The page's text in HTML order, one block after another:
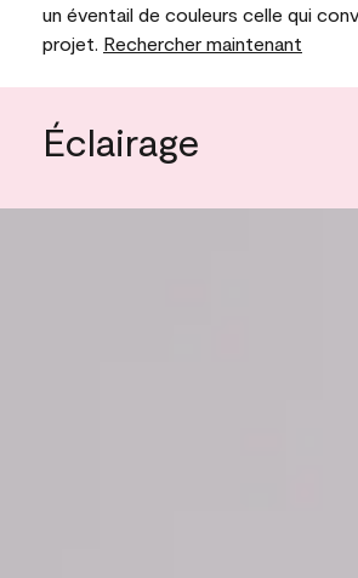
un éventail de couleurs celle qui
projet. Rechercher maintenant
Éclairage